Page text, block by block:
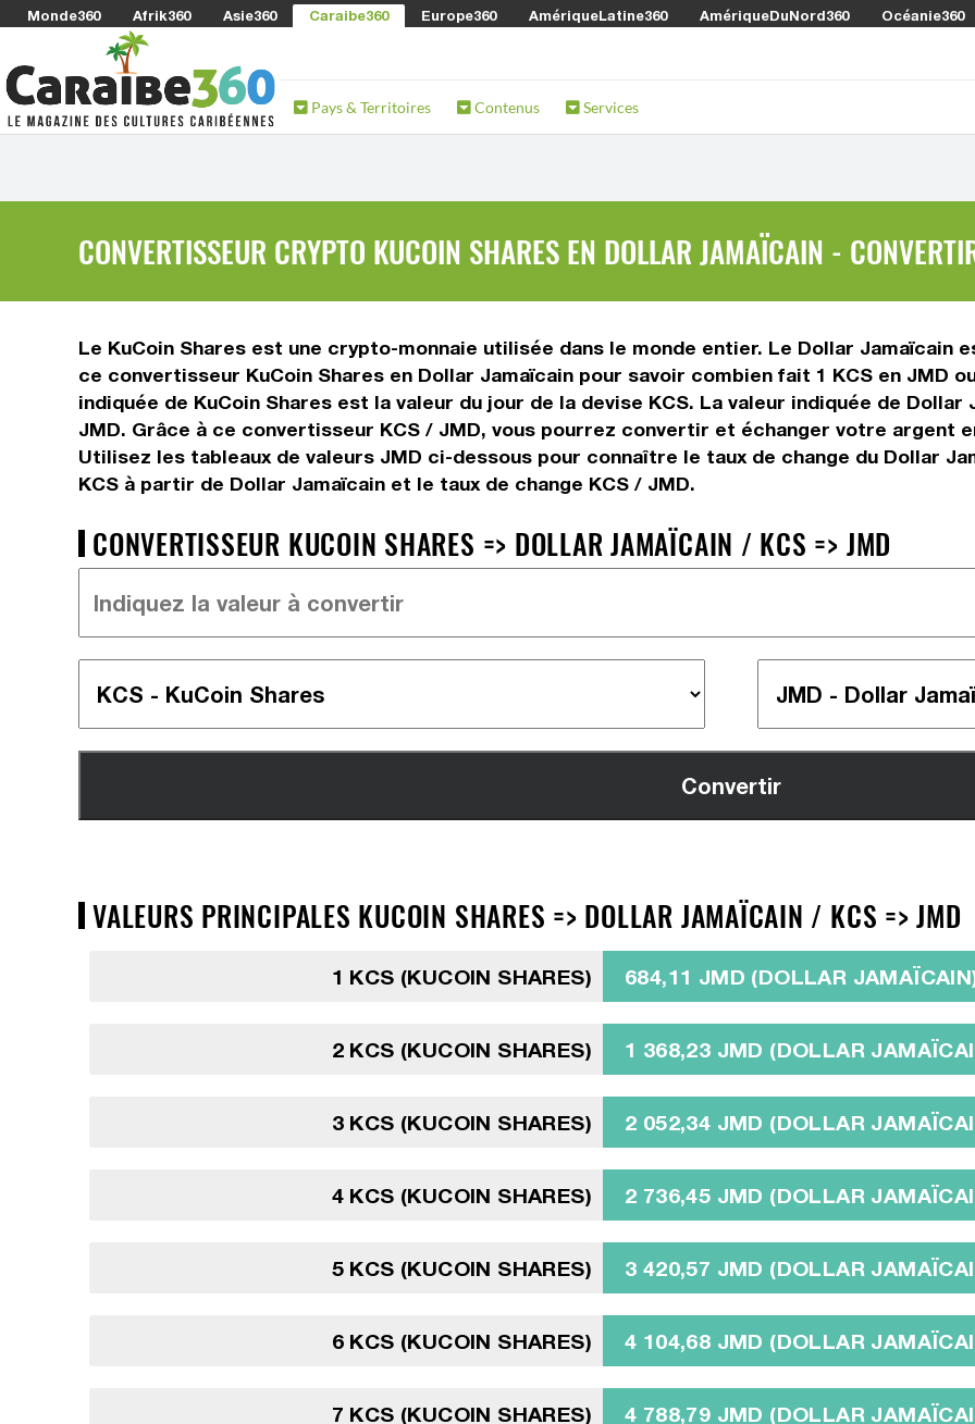
Monde360 Afrik360 Asie360 Caraibe360 Europe360 AmériqueLatine360 AmériqueDuNord360 Océanie360
Pays & Territoires Contenus Services
CONVERTISSEUR CRYPTO KUCOIN SHARES EN DOLLAR JAMAÏCAIN -
Le KuCoin Shares est une crypto-monnaie utilisée dans le monde entier. Le Dollar Jamaïcain
ce convertisseur KuCoin Shares en Dollar Jamaïcain pour savoir combien fait 1 KCS en JMD
indiquée de KuCoin Shares est la valeur du jour de la devise KCS. La valeur indiquée de
JMD. Grâce à ce convertisseur KCS / JMD, vous pourrez convertir et échanger votre argent
Utilisez les tableaux de valeurs JMD ci-dessous pour connaître le taux de change du Dollar
KCS à partir de Dollar Jamaïcain et le taux de change KCS / JMD.
CONVERTISSEUR KUCOIN SHARES => DOLLAR JAMAÏCAIN / KCS => JMD
VALEURS PRINCIPALES KUCOIN SHARES => DOLLAR JAMAÏCAIN / KCS => JMD
1 KCS (KUCOIN SHARES) 684,11 JMD (DOLLAR
2 KCS (KUCOIN SHARES) 1 368,23 JMD (DOLLAR
3 KCS (KUCOIN SHARES) 2 052,34 JMD (DOLLAR
4 KCS (KUCOIN SHARES) 2 736,45 JMD (DOLLAR
5 KCS (KUCOIN SHARES) 3 420,57 JMD (DOLLAR
6 KCS (KUCOIN SHARES) 4 104,68 JMD (DOLLAR
7 KCS (KUCOIN SHARES) 4 788,79 JMD (DOLLAR